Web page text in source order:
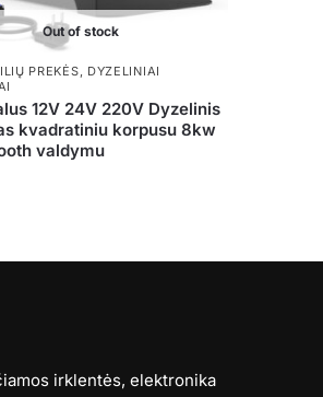
Out of stock
PREKĖS
DYZELINIAI
12V 24V 220V Dyzelinis
kvadratiniu korpusu 8kw
valdymu
irklentės, elektronika